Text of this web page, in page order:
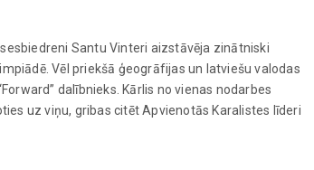
Santu Vinteri aizstāvēja zinātniski
Vēl priekšā ģeogrāfijas un latviešu valodas
dalībnieks. Kārlis no vienas nodarbes
uz viņu, gribas citēt Apvienotās Karalistes līderi